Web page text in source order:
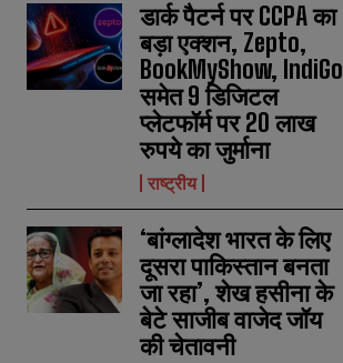
डार्क पैटर्न पर CCPA का
बड़ा एक्शन, Zepto,
BookMyShow, IndiGo
समेत 9 डिजिटल
प्लेटफॉर्म पर 20 लाख
रुपये का जुर्माना
राष्ट्रीय
‘बांग्लादेश भारत के लिए
दूसरा पाकिस्तान बनता
जा रहा’, शेख हसीना के
बेटे साजीब वाजेद जॉय
की चेतावनी